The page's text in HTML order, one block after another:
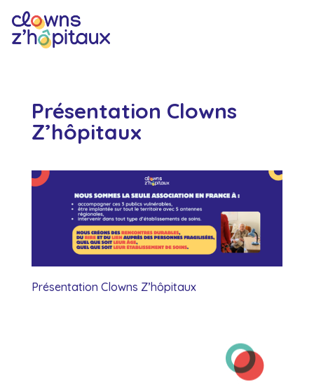
Présentation Clowns
Z’hôpitaux
Présentation Clowns Z’hôpitaux